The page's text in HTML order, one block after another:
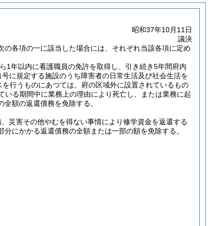
昭和37年10月11日
議決
各項の一に該当した場合には、それぞれ当該各項に定め
1年以内に看護職員の免許を取得し、引き続き5年間府内
に規定する施設のうち障害者の日常生活及び社会生活を
行うものにあつては、府の区域外に設置されているもの
いる期間中に業務上の理由により死亡し、または業務に起
額の返還債務を免除する。
災害その他やむを得ない事情により修学資金を返還する
にかかる返還債務の全額または一部の額を免除する。